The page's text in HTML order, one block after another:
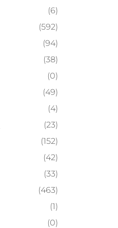
(6)
(592)
(94)
(38)
(0)
(49)
(4)
(23)
(152)
(42)
(33)
(463)
(1)
(0)